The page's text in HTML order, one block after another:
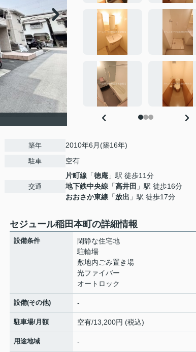
築年 2010年6月(築16年)
駐車 空有
交通
片町線 「徳庵 」駅 徒歩11分
地下鉄中央線 「高井田 」駅 徒歩16分
おおさか東線 「放出 」駅 徒歩17分
セジュール稲田本町の詳細情報
設備条件
閑静な住宅地
駐輪場
敷地内ごみ置き場
光ファイバー
オートロック
設備(その他) -
駐車場/月額 空有/13,200円 (税込)
用途地域 -